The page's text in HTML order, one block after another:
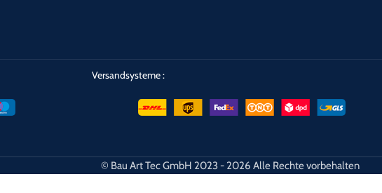
Versandsysteme :
© Bau Art Tec GmbH 2023 - 2026 Alle Rechte vorbehalten